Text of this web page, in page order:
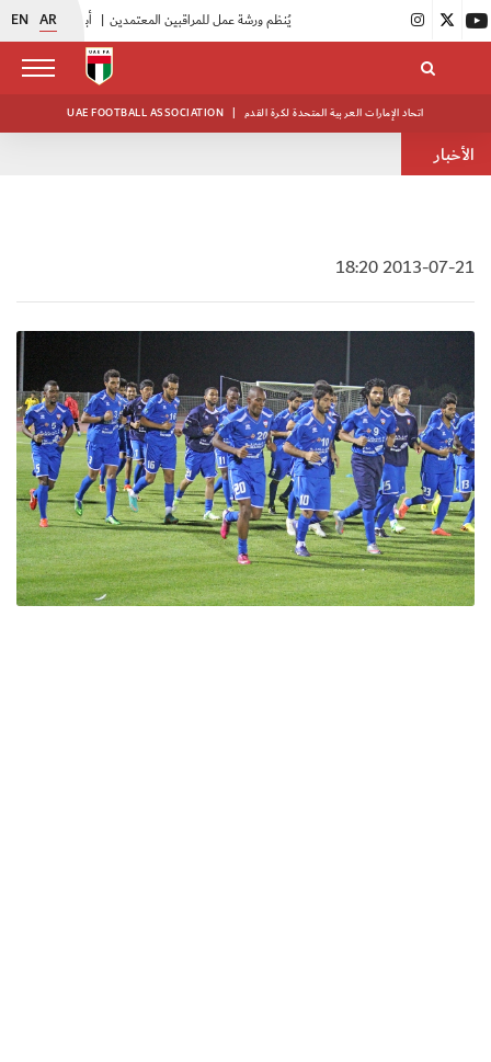
EN AR أبيض الشباب يُكثف استعداداته للتصفيات الآسيوية |
UAE FOOTBALL ASSOCIATION | اتحاد الإمارات العربية المتحدة لكرة القدم
الأخبار
2013-07-21 18:20